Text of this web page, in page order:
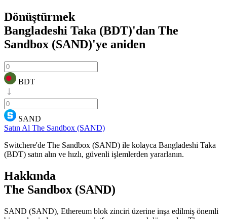
Dönüştürmek
Bangladeshi Taka (BDT)'dan The
Sandbox (SAND)'ye aniden
BDT
SAND
Satın Al The Sandbox (SAND)
Switchere'de The Sandbox (SAND) ile kolayca Bangladeshi Taka
(BDT) satın alın ve hızlı, güvenli işlemlerden yararlanın.
Hakkında
The Sandbox (SAND)
SAND (SAND), Ethereum blok zinciri üzerine inşa edilmiş önemli